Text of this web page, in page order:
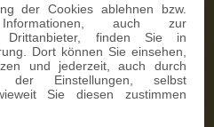
der Cookies ablehnen bzw.
auch zur
Drittanbieter, finden Sie in
Dort können Sie einsehen,
und jederzeit, auch durch
der Einstellungen, selbst
Sie diesen zustimmen